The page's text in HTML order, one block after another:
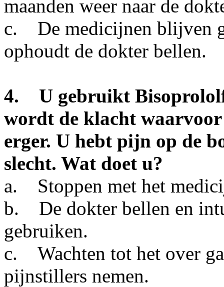
maanden weer naar de
c. De medicijnen blijven
ophoudt de dokter bellen.
4. U gebruikt
wordt de klacht
erger. U hebt pijn op de
slecht. Wat doet u?
a. Stoppen met het
b. De dokter bellen en
gebruiken.
c. Wachten tot het over
pijnstillers nemen.